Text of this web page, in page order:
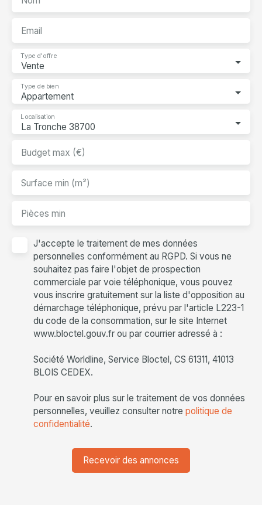
Email
Vente
Type d'offre
Appartement
Type de bien
La Tronche 38700
Localisation
Budget max (€)
Surface min (m²)
Pièces min
J'accepte le traitement de mes données
personnelles conformément au RGPD. Si vous ne
souhaitez pas faire l'objet de prospection
commerciale par voie téléphonique, vous pouvez
vous inscrire gratuitement sur la liste d'opposition au
démarchage téléphonique, prévu par l'article L223-1
du code de la consommation, sur le site Internet
www.bloctel.gouv.fr ou par courrier adressé à :
Société Worldline, Service Bloctel, CS 61311, 41013
BLOIS CEDEX.
Pour en savoir plus sur le traitement de vos données
personnelles, veuillez consulter notre politique de
confidentialité.
Recevoir des annonces